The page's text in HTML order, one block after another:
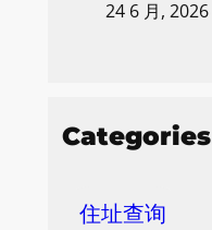
24 6 月, 2026
Categories
住址查询